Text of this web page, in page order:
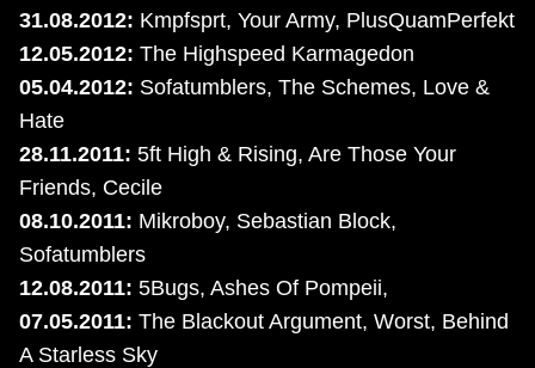
31.08.2012: Kmpfsprt, Your Army, PlusQuamPerfekt
12.05.2012: The Highspeed Karmagedon
05.04.2012: Sofatumblers, The Schemes, Love &
Hate
28.11.2011: 5ft High & Rising, Are Those Your
Friends, Cecile
08.10.2011: Mikroboy, Sebastian Block,
Sofatumblers
12.08.2011: 5Bugs, Ashes Of Pompeii,
07.05.2011: The Blackout Argument, Worst, Behind
A Starless Sky